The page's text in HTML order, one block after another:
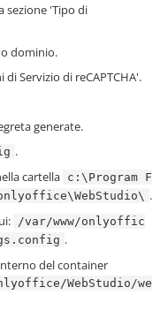
sezione 'Tipo di
dominio.
di Servizio di reCAPTCHA'.
generate.
.
cartella c:\Program F
.
/var/www/onlyoffic
.
del container
WebStudio/we